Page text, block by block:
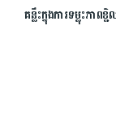
គន្លឹះ​ក្នុង​ការ​ទម្លុះ​ភាព​